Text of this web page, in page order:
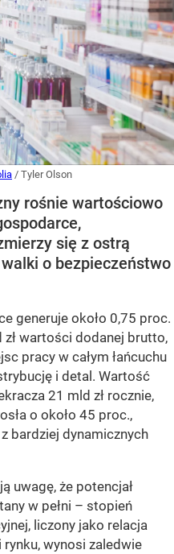
/ Tyler Olson
rośnie wartościowo
się z ostrą
o bezpieczeństwo
generuje około 0,75 proc.
wartości dodanej brutto,
pracy w całym łańcuchu
i detal. Wartość
21 mld zł rocznie,
o około 45 proc.,
bardziej dynamicznych
uwagę, że potencjał
w pełni – stopień
liczony jako relacja
wynosi zaledwie